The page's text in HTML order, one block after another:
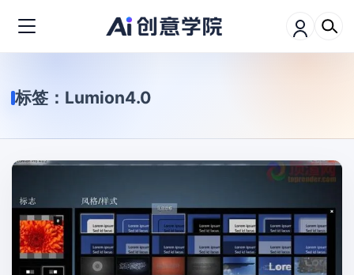
标签： Lumion4.0